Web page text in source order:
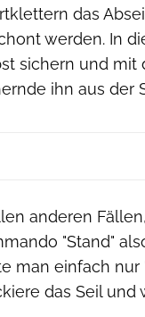
das
werden. In
sichern und mit
ihn aus der
anderen
"Stand"
man einfach nur
das Seil und